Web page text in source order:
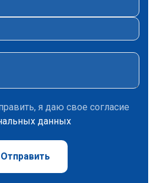
я даю свое согласие
данных
Отправить